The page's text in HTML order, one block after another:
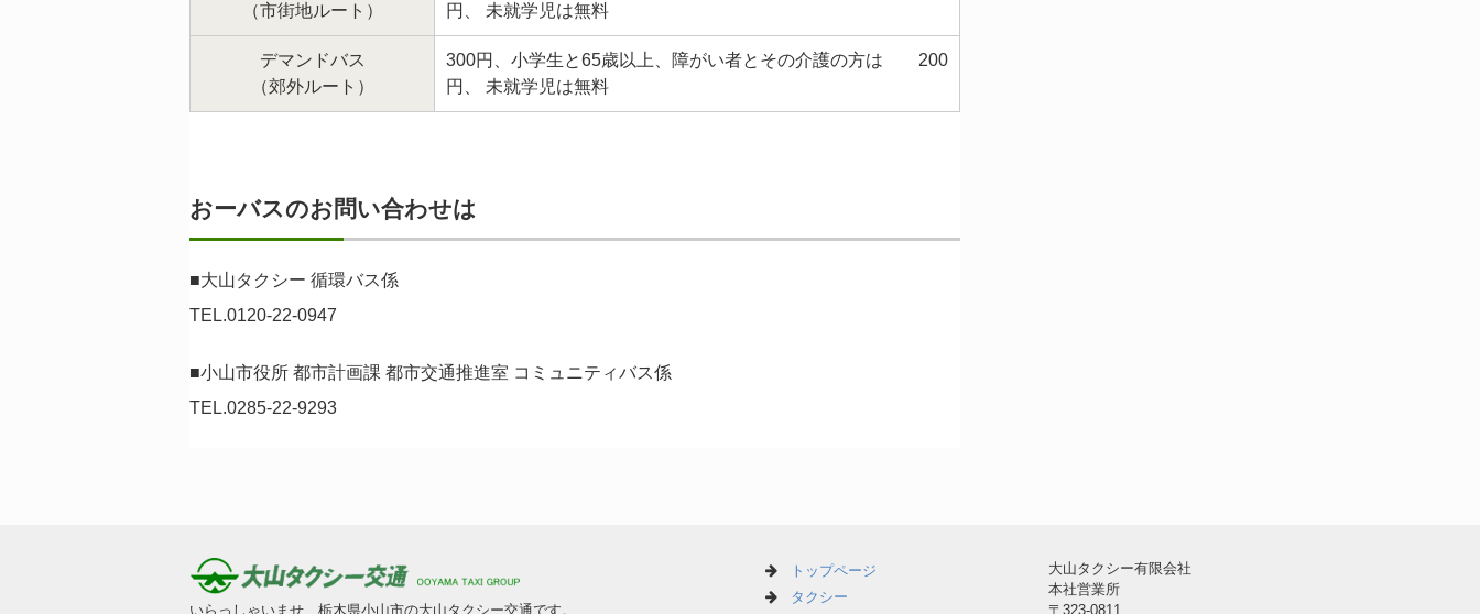
（市街地ルート）
円、 未就学児は無料
デマンドバス
（郊外ルート）
300円、小学生と65歳以上、障がい者とその介護の方は 200
円、 未就学児は無料
おーバスのお問い合わせは
■大山タクシー 循環バス係
TEL.0120-22-0947
■小山市役所 都市計画課 都市交通推進室 コミュニティバス係
TEL.0285-22-9293
いらっしゃいませ、栃木県小山市の大山タクシー交通です。
トップページ
タクシー
大山タクシー有限会社
本社営業所
〒323-0811